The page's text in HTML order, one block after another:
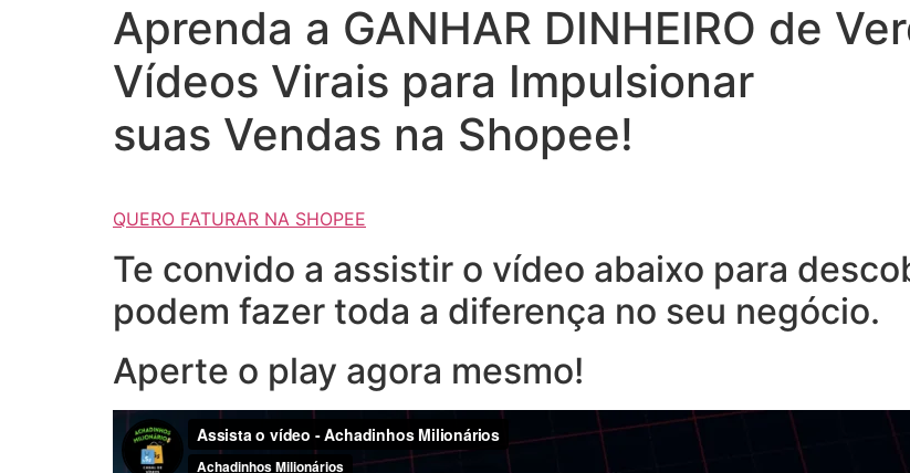
Aprenda a GANHAR DINHEIRO de
Vídeos Virais para Impulsionar
suas Vendas na Shopee!
QUERO FATURAR NA SHOPEE
Te convido a assistir o vídeo abaixo para
podem fazer toda a diferença no seu negócio.
Aperte o play agora mesmo!